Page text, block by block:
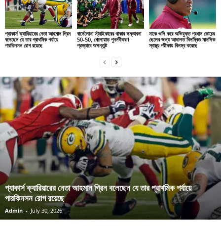
প্যাকার্স ক্যারিয়ারের নেতা আহমান গ্রিন
বলেছেন যে তার প্রাথমিক পর্যায়ে
পারকিনসন রোগ রয়েছে
বার্সেলোনা স্ট্রাইকারের থাকার সম্ভাবনা
50-50, খেলোয়াড় পুনর্নবীকরণ
প্রস্তাবে অসন্তুষ্ট
মাকে গুলি করে অভিযুক্ত প্রধান কোচের
ছেলের জন্য আদালত বিলম্বিত মানসিক
স্বাস্থ্য পরীক্ষায় বিলম্ব করেছে
প্যাকার্স ক্যারিয়ারের নেতা আহমান গ্রিন বলেছেন যে তার প্রাথমিক পর্যায়ে
পারকিনসন রোগ রয়েছে
Admin - July 30, 2026